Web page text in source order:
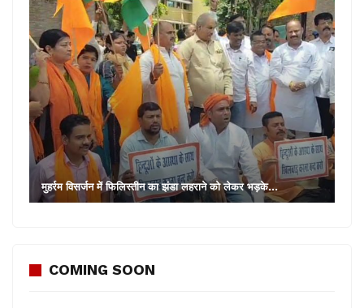
मुहर्रम विसर्जन में फिलिस्तीन का झंडा लहराने को लेकर भड़के…
COMING SOON